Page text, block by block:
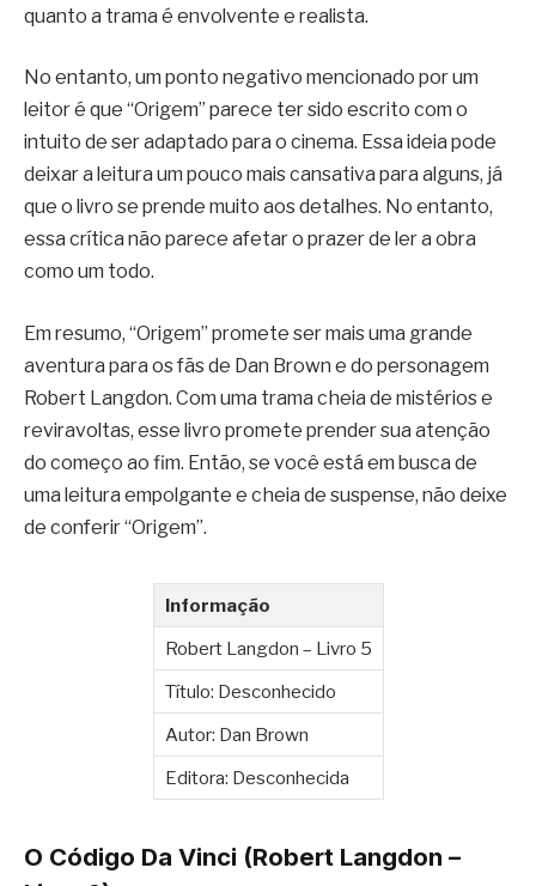
quanto a trama é envolvente e realista.
No entanto, um ponto negativo mencionado por um
leitor é que “Origem” parece ter sido escrito com o
intuito de ser adaptado para o cinema. Essa ideia pode
deixar a leitura um pouco mais cansativa para alguns, já
que o livro se prende muito aos detalhes. No entanto,
essa crítica não parece afetar o prazer de ler a obra
como um todo.
Em resumo, “Origem” promete ser mais uma grande
aventura para os fãs de Dan Brown e do personagem
Robert Langdon. Com uma trama cheia de mistérios e
reviravoltas, esse livro promete prender sua atenção
do começo ao fim. Então, se você está em busca de
uma leitura empolgante e cheia de suspense, não deixe
de conferir “Origem”.
Informação
Robert Langdon – Livro 5
Título: Desconhecido
Autor: Dan Brown
Editora: Desconhecida
O Código Da Vinci (Robert Langdon –